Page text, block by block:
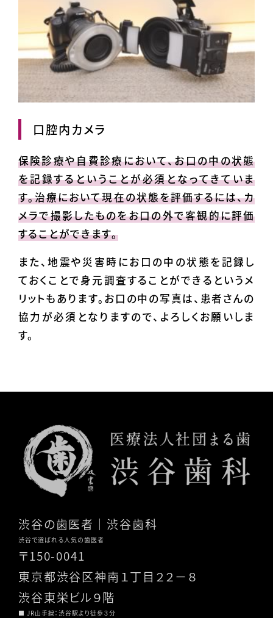
口腔内カメラ
保険診療や自費診療において、お口の中の状態
を記録するということが必須となってきていま
す。治療において現在の状態を評価するには、カ
メラで撮影したものをお口の外で客観的に評価
することができます。
また、地震や災害時にお口の中の状態を記録し
ておくことで身元調査することができるというメ
リットもあります。お口の中の写真は、患者さんの
協力が必須となりますので、よろしくお願いしま
す。
渋谷の歯医者 ｜渋谷歯科
渋谷で選ばれる人気の歯医者
〒150-0041
東京都渋谷区神南１丁目２２－８
渋谷東栄ビル９階
■ JR山手線：渋谷駅より徒歩３分